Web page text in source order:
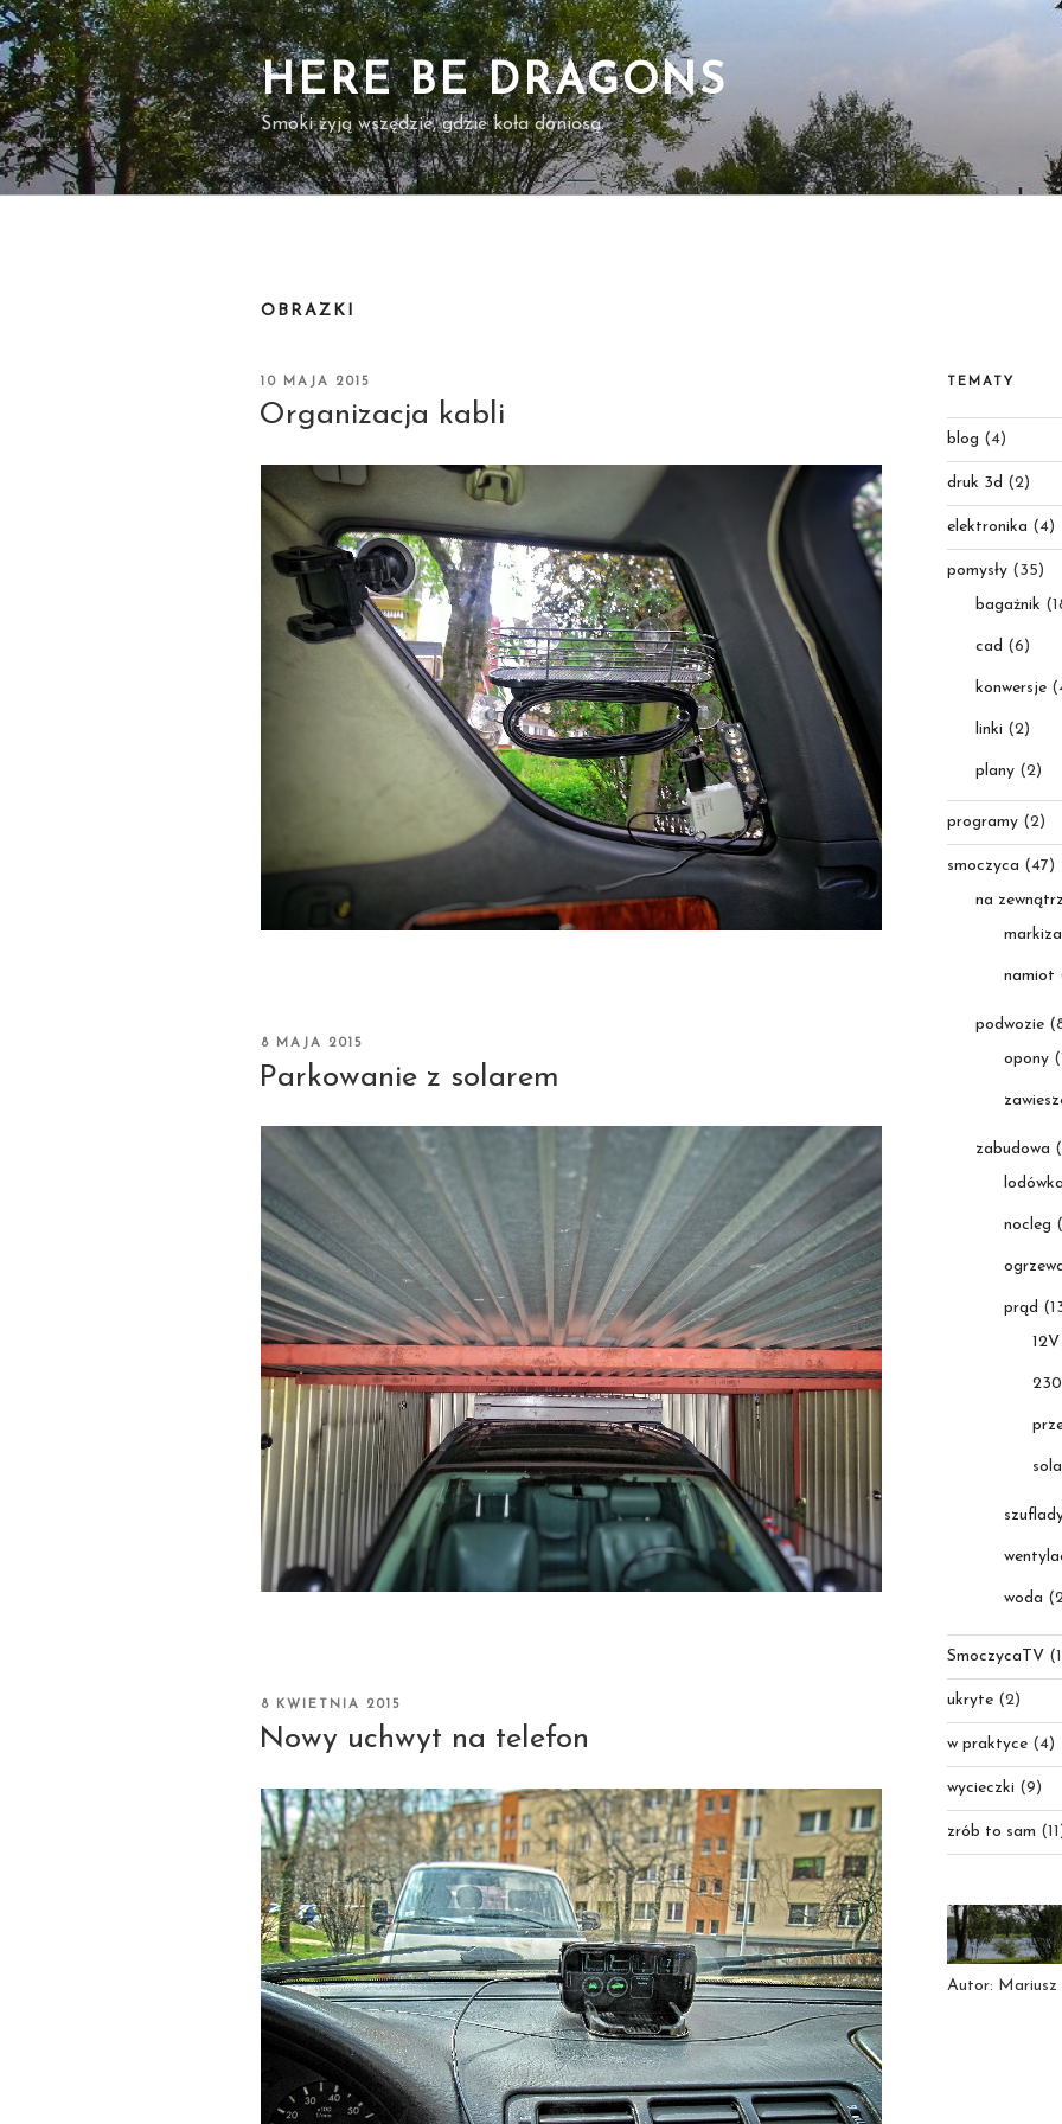
Przejdź
do
treści
HERE BE DRAGONS
Smoki żyją wszędzie, gdzie koła doniosą.
OBRAZKI
OPUBLIKOWANE
W
10 MAJA 2015
Organizacja kabli
OPUBLIKOWANE
8 MAJA 2015
Parkowanie z solarem
OPUBLIKOWANE
W
8 KWIETNIA 2015
Nowy uchwyt na telefon
TEMATY
blog (4)
druk 3d (2)
elektronika (4)
pomysły(35)
bagażnik
cad (6)
konwersje
linki (2)
plany(2)
programy(2)
smoczyca (47)
na zewnątrz
markiza
namiot
podwozie
opony
zabudowa
lodówka
nocleg
prąd
12V
woda
SmoczycaTV
ukryte(2)
w praktyce(4)
wycieczki (9)
zrób to sam
Autor: Mariusz